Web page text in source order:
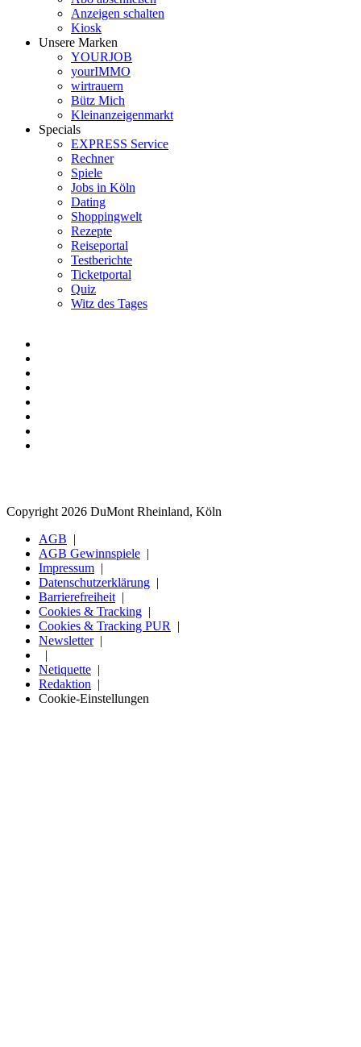
Anzeigen schalten
Kiosk
Unsere Marken
YOURJOB
yourIMMO
wirtrauern
Bütz Mich
Kleinanzeigenmarkt
Specials
EXPRESS Service
Rechner
Spiele
Jobs in Köln
Dating
Shoppingwelt
Rezepte
Reiseportal
Testberichte
Ticketportal
Quiz
Witz des Tages
Copyright 2026 DuMont Rheinland, Köln
AGB
AGB Gewinnspiele
Impressum
Datenschutzerklärung
Barrierefreiheit
Cookies & Tracking
Cookies & Tracking PUR
Newsletter
Netiquette
Redaktion
Cookie-Einstellungen